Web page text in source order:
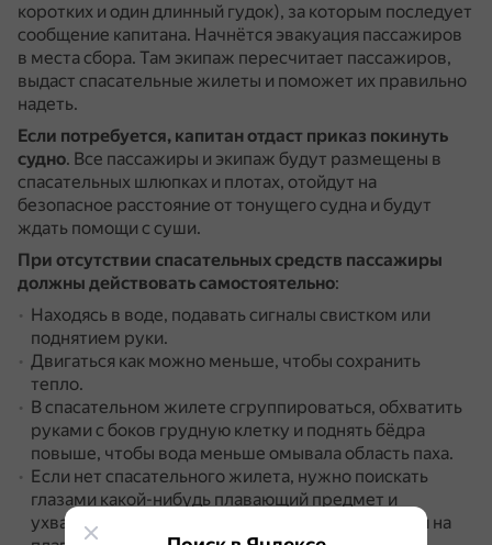
коротких и один длинный гудок), за которым последует
сообщение капитана. Начнётся эвакуация пассажиров
в места сбора. Там экипаж пересчитает пассажиров,
выдаст спасательные жилеты и поможет их правильно
надеть.
Если потребуется, капитан отдаст приказ покинуть
судно. Все пассажиры и экипаж будут размещены в
спасательных шлюпках и плотах, отойдут на
безопасное расстояние от тонущего судна и будут
ждать помощи с суши.
При отсутствии спасательных средств пассажиры
должны действовать самостоятельно:
Находясь в воде, подавать сигналы свистком или
поднятием руки.
Двигаться как можно меньше, чтобы сохранить
тепло.
В спасательном жилете сгруппироваться, обхватить
руками с боков грудную клетку и поднять бёдра
повыше, чтобы вода меньше омывала область паха.
Если нет спасательного жилета, нужно поискать
глазами какой-нибудь плавающий предмет и
ухватиться за него, чтобы было легче держаться на